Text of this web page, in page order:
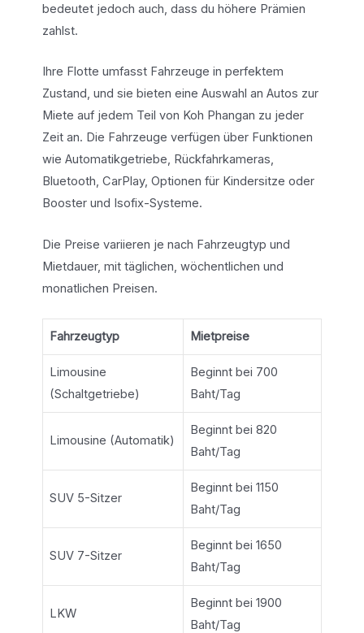
bedeutet jedoch auch, dass du höhere Prämien
zahlst.
Ihre Flotte umfasst Fahrzeuge in perfektem
Zustand, und sie bieten eine Auswahl an Autos zur
Miete auf jedem Teil von Koh Phangan zu jeder
Zeit an. Die Fahrzeuge verfügen über Funktionen
wie Automatikgetriebe, Rückfahrkameras,
Bluetooth, CarPlay, Optionen für Kindersitze oder
Booster und Isofix-Systeme.
Die Preise variieren je nach Fahrzeugtyp und
Mietdauer, mit täglichen, wöchentlichen und
monatlichen Preisen.
Fahrzeugtyp Mietpreise
Limousine
(Schaltgetriebe)
Beginnt bei 700
Baht/Tag
Limousine (Automatik)
Beginnt bei 820
Baht/Tag
SUV 5-Sitzer
Beginnt bei 1150
Baht/Tag
SUV 7-Sitzer
Beginnt bei 1650
Baht/Tag
LKW
Beginnt bei 1900
Baht/Tag